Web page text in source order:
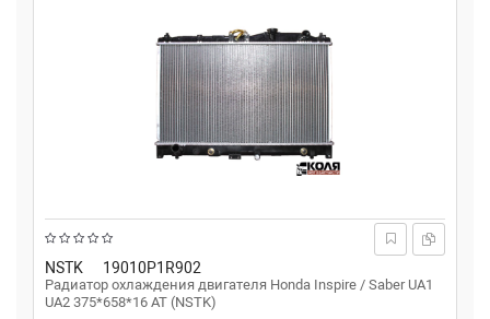
NSTK 19010P1R902
Радиатор охлаждения двигателя Honda Inspire / Saber UA1
UA2 375*658*16 AT (NSTK)